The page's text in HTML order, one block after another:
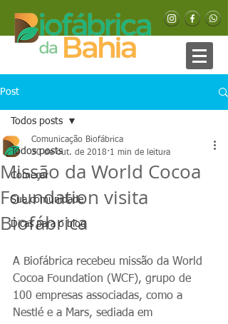
Post
Todos posts
Começar
Sua comunidade
Dicas para o blog
Todos posts
Missão da World Cocoa
Foundation visita
Biofábrica
Comunicação Biofábrica
30 de out. de 2018 1 min de leitura
A Biofábrica recebeu missão da World
Cocoa Foundation (WCF), grupo de
100 empresas associadas, como a
Nestlé e a Mars, sediada em